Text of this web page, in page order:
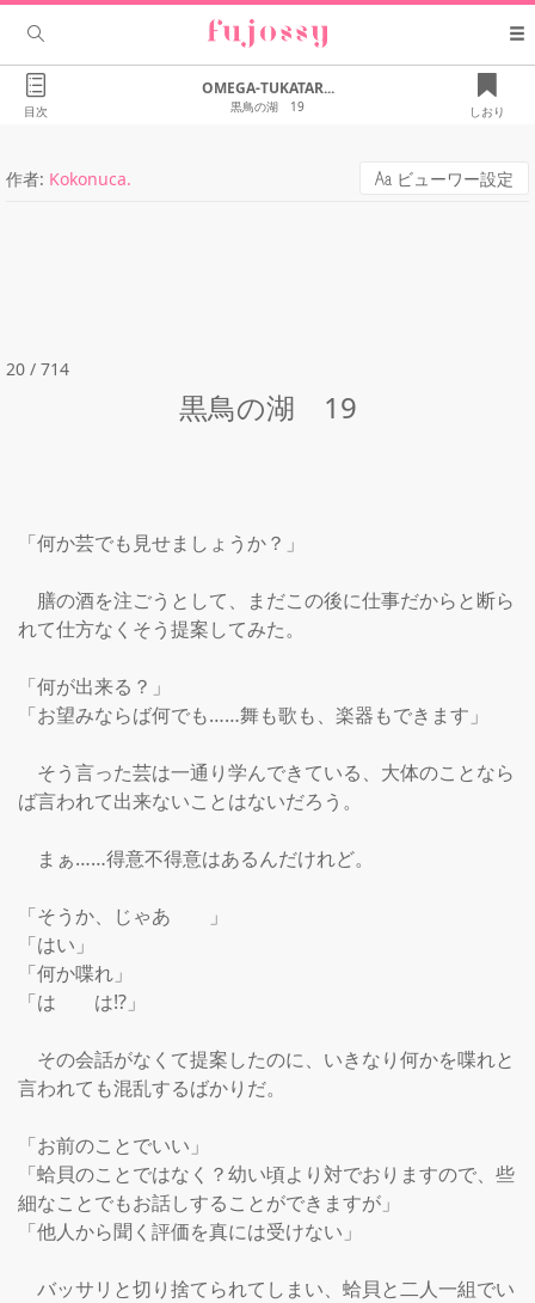
目次
OMEGA-TUKATAR...
黒鳥の湖 19 しおり
作者: Kokonuca. ビューワー設定
20 / 714
黒鳥の湖 19
「何か芸でも見せましょうか？」
膳の酒を注ごうとして、まだこの後に仕事だからと断ら
れて仕方なくそう提案してみた。
「何が出来る？」
「お望みならば何でも……舞も歌も、楽器もできます」
そう言った芸は一通り学んできている、大体のことなら
ば言われて出来ないことはないだろう。
まぁ……得意不得意はあるんだけれど。
「そうか、じゃあ　　」
「はい」
「何か喋れ」
「は　　は⁉」
その会話がなくて提案したのに、いきなり何かを喋れと
言われても混乱するばかりだ。
「お前のことでいい」
「蛤貝のことではなく？幼い頃より対でおりますので、些
細なことでもお話しすることができますが」
「他人から聞く評価を真には受けない」
バッサリと切り捨てられてしまい、蛤貝と二人一組でい